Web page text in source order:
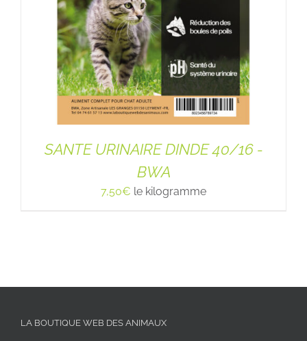
SANTE URINAIRE DINDE 40/16 -
BWA
7,50€ le kilogramme
LA BOUTIQUE WEB DES ANIMAUX